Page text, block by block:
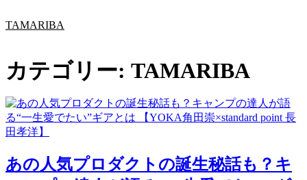
容
キ
ッ
プ
TAMARIBA
カテゴリー: TAMARIBA
あの人気プロダクトの誕生秘話も？キ